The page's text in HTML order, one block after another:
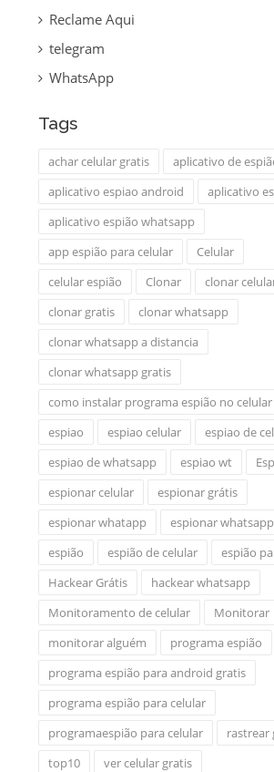
Reclame Aqui
telegram
WhatsApp
Tags
achar celular gratis
aplicativo de
aplicativo espiao android
aplicativo
aplicativo espião whatsapp
app espião para celular
Celular
celular espião
Clonar
clonar
clonar gratis
clonar whatsapp
clonar whatsapp a distancia
clonar whatsapp gratis
como instalar programa espião no celular
espiao
espiao celular
espiao de
espiao de whatsapp
espiao wt
espionar celular
espionar grátis
espionar whatapp
espionar whatsapp
espião
espião de celular
espião
Hackear Grátis
hackear whatsapp
Monitoramento de celular
Monitorar
monitorar alguém
programa espião
programa espião para android gratis
programa espião para celular
programaespião para celular
rastrear
top10
ver celular gratis